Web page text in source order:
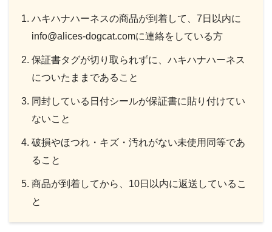
ハキハナハーネスの商品が到着して、7日以内に
info@alices-dogcat.comに連絡をしている方
保証書タグが切り取られずに、ハキハナハーネス
についたままであること
同封している日付シールが保証書に貼り付けてい
ないこと
破損やほつれ・キズ・汚れがない未使用同等であ
ること
商品が到着してから、10日以内に返送しているこ
と